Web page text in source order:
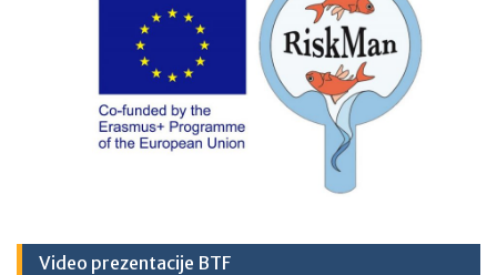
Video prezentacije BTF